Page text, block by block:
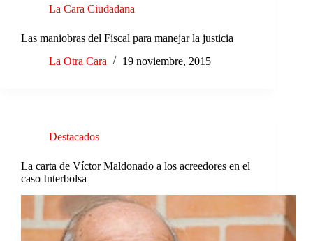
La Cara Ciudadana
Las maniobras del Fiscal para manejar la justicia
La Otra Cara
19 noviembre, 2015
Destacados
La carta de Víctor Maldonado a los acreedores en el
caso Interbolsa